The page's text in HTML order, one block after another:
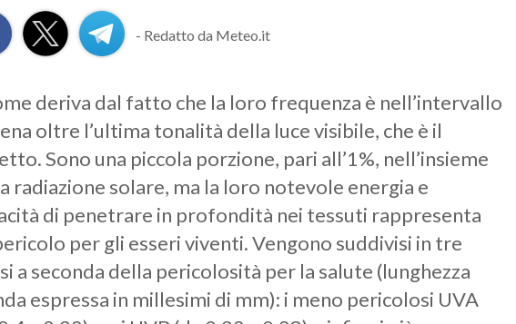
- Redatto da Meteo.it
deriva dal fatto che la loro frequenza è nell’intervallo
oltre l’ultima tonalità della luce visibile, che è il
Sono una piccola porzione, pari all’1%, nell’insieme
radiazione solare, ma la loro notevole energia e
di penetrare in profondità nei tessuti rappresenta
per gli esseri viventi. Vengono suddivisi in tre
a seconda della pericolosità per la salute (lunghezza
espressa in millesimi di mm): i meno pericolosi UVA